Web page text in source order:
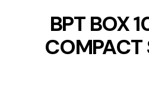
BPT BOX
COMPACT